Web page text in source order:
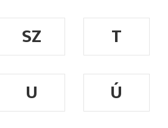
SZ
T
U
Ú